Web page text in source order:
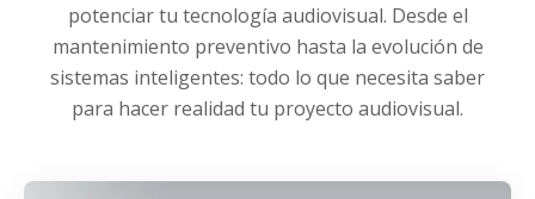
potenciar tu tecnología audiovisual. Desde el
mantenimiento preventivo hasta la evolución de
sistemas inteligentes: todo lo que necesita saber
para hacer realidad tu proyecto audiovisual.